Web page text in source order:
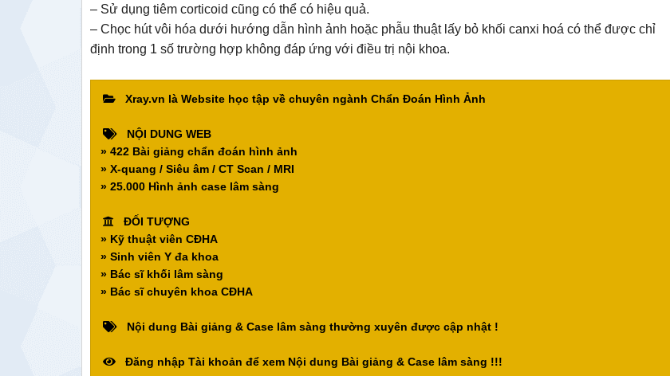
– Sử dụng tiêm corticoid cũng có thể có hiệu quả.
– Chọc hút vôi hóa dưới hướng dẫn hình ảnh hoặc phẫu thuật lấy bỏ khối canxi hoá có thể được chỉ
định trong 1 số trường hợp không đáp ứng với điều trị nội khoa.
Xray.vn là Website học tập về chuyên ngành Chẩn Đoán Hình Ảnh
NỘI DUNG WEB
» 422 Bài giảng chẩn đoán hình ảnh
» X-quang / Siêu âm / CT Scan / MRI
» 25.000 Hình ảnh case lâm sàng
ĐỐI TƯỢNG
» Kỹ thuật viên CĐHA
» Sinh viên Y đa khoa
» Bác sĩ khối lâm sàng
» Bác sĩ chuyên khoa CĐHA
Nội dung Bài giảng & Case lâm sàng thường xuyên được cập nhật !
Đăng nhập Tài khoản để xem Nội dung Bài giảng & Case lâm sàng !!!